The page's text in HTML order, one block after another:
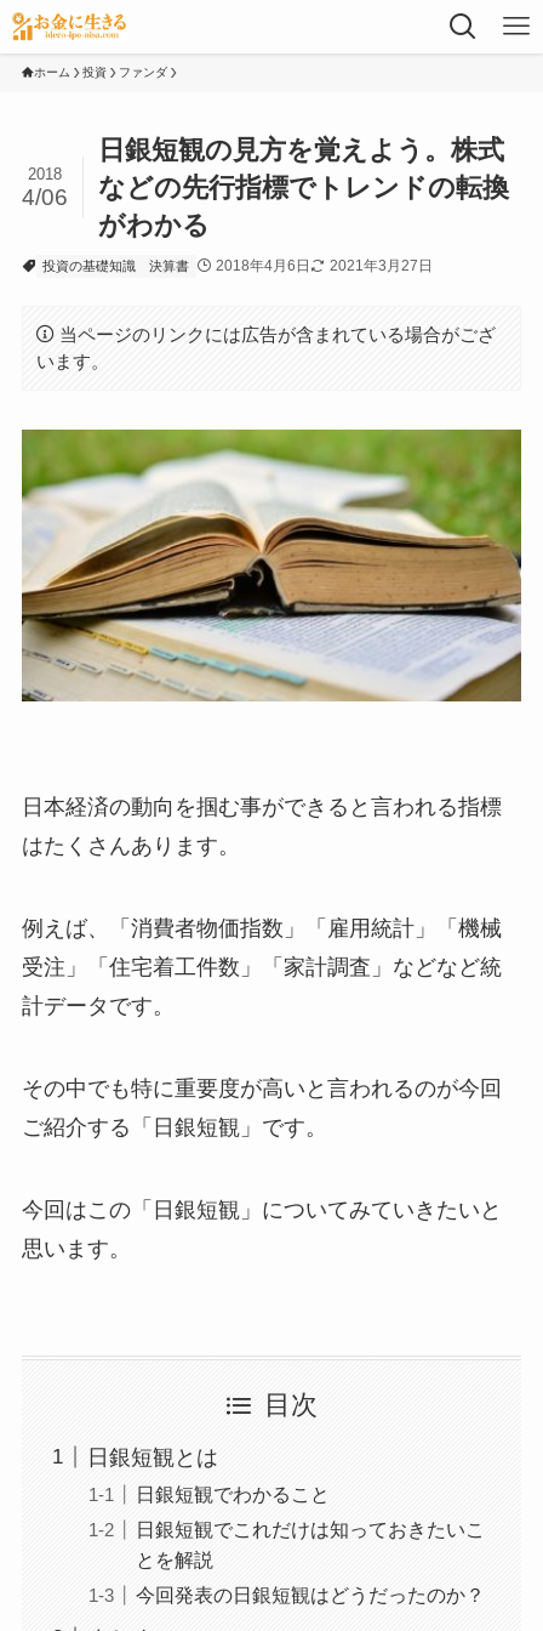
ホーム 投資 ファンダ
日銀短観の見方を覚えよう。株式
などの先行指標でトレンドの転換
がわかる
2018
4/06
投資の基礎知識 決算書 2018年4月6日 2021年3月27日
当ページのリンクには広告が含まれている場合がござ
います。
日本経済の動向を掴む事ができると言われる指標
はたくさんあります。
例えば、「消費者物価指数」「雇用統計」「機械
受注」「住宅着工件数」「家計調査」などなど統
計データです。
その中でも特に重要度が高いと言われるのが今回
ご紹介する「日銀短観」です。
今回はこの「日銀短観」についてみていきたいと
思います。
目次
日銀短観とは
日銀短観でわかること
日銀短観でこれだけは知っておきたいこ
とを解説
今回発表の日銀短観はどうだったのか？